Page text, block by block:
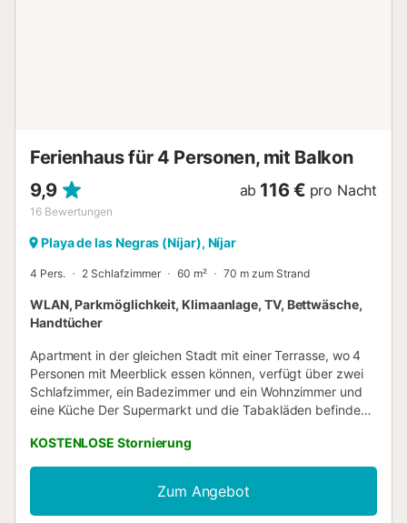
Ferienhaus für 4 Personen, mit Balkon
9,9
16 Bewertungen
ab 116 € pro Nacht
Playa de las Negras (Níjar), Níjar
4 Pers. 2 Schlafzimmer 60 m² 70 m zum Strand
WLAN, Parkmöglichkeit, Klimaanlage, TV, Bettwäsche,
Handtücher
Apartment in der gleichen Stadt mit einer Terrasse, wo 4
Personen mit Meerblick essen können, verfügt über zwei
Schlafzimmer, ein Badezimmer und ein Wohnzimmer und
eine Küche Der Supermarkt und die Tabakläden befinden
Die Wohnung liegt in einer ziemlich ruhigen Straße, die
Stadt ist ziemlich klein Der Sommer kommt aus den
kühlsten Dörfern Dank des Ostwindes qu...
KOSTENLOSE Stornierung
Zum Angebot